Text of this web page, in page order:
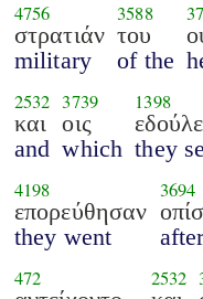
4756
στρατιάν
military
3588
του
of the
2532
και
and
3739
οις
which
1398
they
4198
επορεύθησαν
they went
3694
472 2532